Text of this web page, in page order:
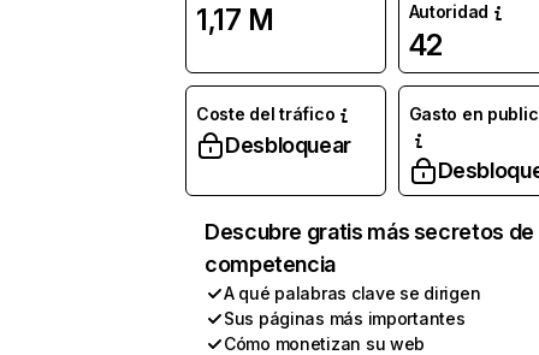
1,17 M
Autoridad
42
Coste del tráfico
Desbloquear
Gasto en
Descubre gratis más secretos de
competencia
A qué palabras clave se dirigen
Sus páginas más importantes
Cómo monetizan su web